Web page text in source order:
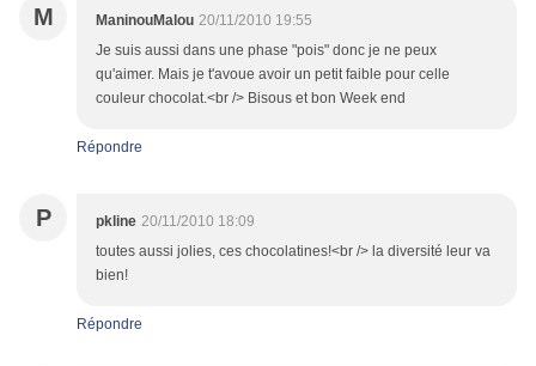
M ManinouMalou 20/11/2010 19:55
Je suis aussi dans une phase "pois" donc je ne peux
qu'aimer. Mais je t'avoue avoir un petit faible pour celle
couleur chocolat.<br /> Bisous et bon Week end
Répondre
P pkline 20/11/2010 18:09
toutes aussi jolies, ces chocolatines!<br /> la diversité leur va
bien!
Répondre